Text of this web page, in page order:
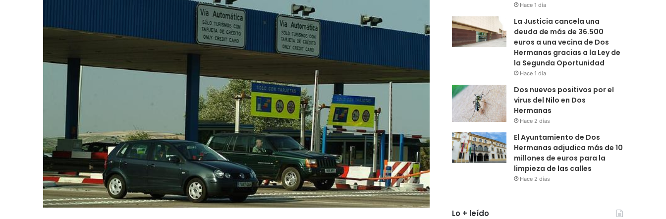
Hace 1 día
La Justicia cancela una
deuda de más de 36.500
euros a una vecina de Dos
Hermanas gracias a la Ley de
la Segunda Oportunidad
Hace 1 día
Dos nuevos positivos por el
virus del Nilo en Dos
Hermanas
Hace 2 días
El Ayuntamiento de Dos
Hermanas adjudica más de 10
millones de euros para la
limpieza de las calles
Hace 2 días
Lo + leído